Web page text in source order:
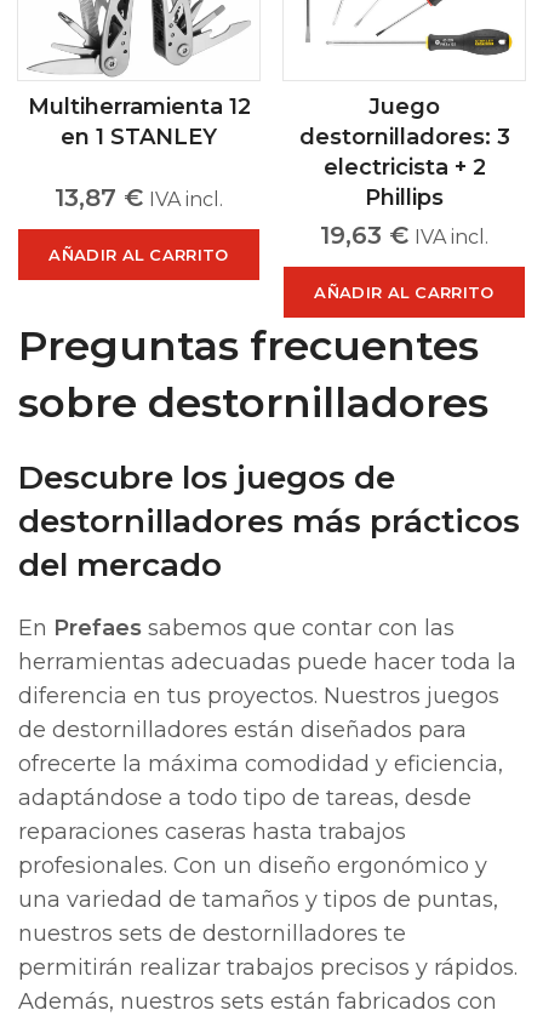
Multiherramienta 12
en 1 STANLEY
13,87 € IVA incl.
AÑADIR AL CARRITO
Juego
destornilladores: 3
electricista + 2
Phillips
19,63 € IVA incl.
AÑADIR AL CARRITO
Preguntas frecuentes
sobre destornilladores
Descubre los juegos de
destornilladores más prácticos
del mercado
En Prefaes sabemos que contar con las
herramientas adecuadas puede hacer toda la
diferencia en tus proyectos. Nuestros juegos
de destornilladores están diseñados para
ofrecerte la máxima comodidad y eficiencia,
adaptándose a todo tipo de tareas, desde
reparaciones caseras hasta trabajos
profesionales. Con un diseño ergonómico y
una variedad de tamaños y tipos de puntas,
nuestros sets de destornilladores te
permitirán realizar trabajos precisos y rápidos.
Además, nuestros sets están fabricados con